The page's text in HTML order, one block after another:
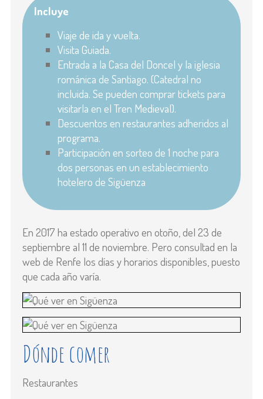
Incluye
Viaje de ida y vuelta.
Visita Guiada.
Entrada a la Casa del Doncel y la iglesia
románica de Santiago. (Catedral no
incluida. Se pueden comprar tickets para
visitarla en el Tren Medieval).
Descuentos en restaurantes adheridos al
programa.
Participación en sorteo de 1 noche para
dos personas en un establecimiento
hotelero de Sigüenza
En 2017 ha estado operativo en otoño, del 23 de
septiembre al 11 de noviembre. Pero consultad en la
web de Renfe los días y horarios disponibles, puesto
que cada año varía.
Dónde comer
Restaurantes